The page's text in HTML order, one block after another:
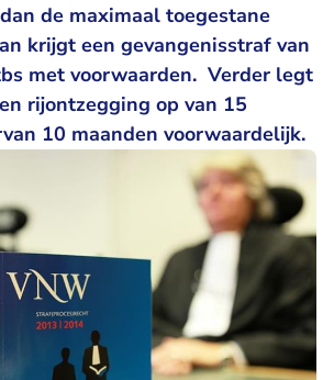
de maximaal toegestane
krijgt een gevangenisstraf van
met voorwaarden. Verder legt
rijontzegging op van 15
10 maanden voorwaardelijk.